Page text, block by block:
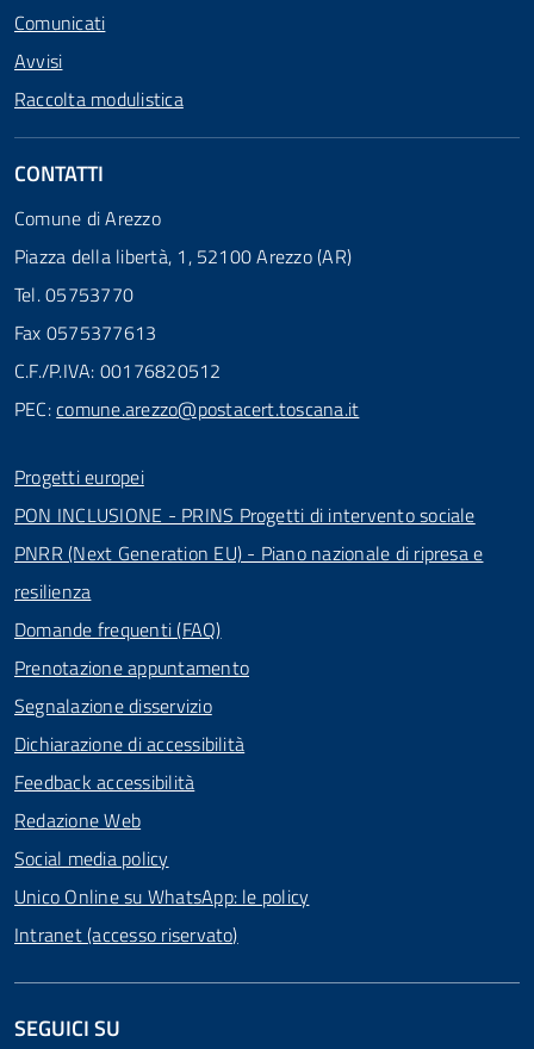
Comunicati
Avvisi
Raccolta modulistica
CONTATTI
Comune di Arezzo
Piazza della libertà, 1, 52100 Arezzo (AR)
Tel. 05753770
Fax 0575377613
C.F./P.IVA: 00176820512
PEC:comune.arezzo@postacert.toscana.it
Progetti europei
PON INCLUSIONE - PRINS Progetti di intervento sociale
PNRR (Next Generation EU) - Piano nazionale di ripresa e
resilienza
Domande frequenti (FAQ)
Prenotazione appuntamento
Segnalazione disservizio
Dichiarazione di accessibilità
Feedback accessibilità
Redazione Web
Social media policy
Unico Online su WhatsApp: le policy
Intranet (accesso riservato)
SEGUICI SU